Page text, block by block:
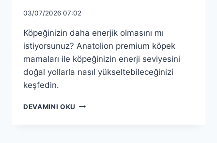
03/07/2026 07:02
Köpeğinizin daha enerjik olmasını mı
istiyorsunuz? Anatolion premium köpek
mamaları ile köpeğinizin enerji seviyesini
doğal yollarla nasıl yükseltebileceğinizi
keşfedin.
DEVAMINI OKU ANATOLION